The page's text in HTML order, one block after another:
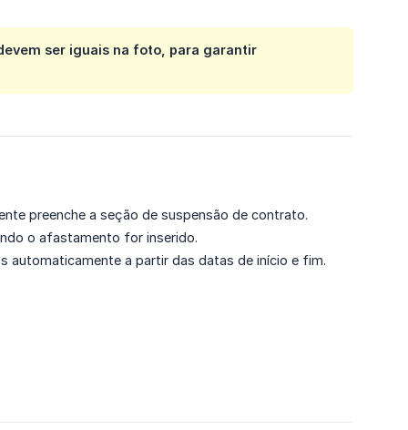
ser iguais na foto, para garantir
preenche a seção de suspensão de contrato.
o afastamento for inserido.
automaticamente a partir das datas de início e fim.